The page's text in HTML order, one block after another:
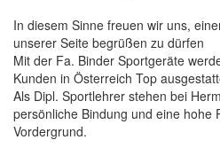
In diesem Sinne freuen wir uns,
unserer Seite begrüßen zu dürfen
Mit der Fa. Binder Sportgeräte
Kunden in Österreich Top
Als Dipl. Sportlehrer stehen bei
persönliche Bindung und eine hohe
Vordergrund.